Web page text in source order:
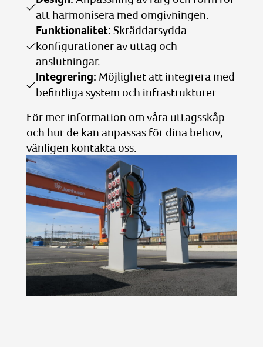
att harmonisera med omgivningen.
Funktionalitet: Skräddarsydda
konfigurationer av uttag och
anslutningar.
Integrering: Möjlighet att integrera med
befintliga system och infrastrukturer
För mer information om våra uttagsskåp
och hur de kan anpassas för dina behov,
vänligen kontakta oss.